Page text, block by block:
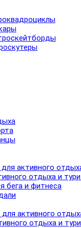
активного
отдыха и
бега и фитнеса
активного
отдыха и